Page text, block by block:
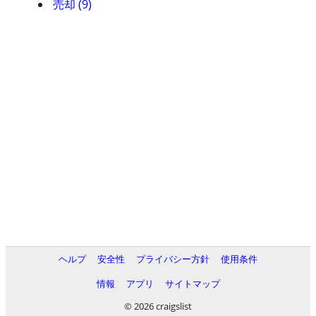
売却 (9)
ヘルプ 安全性 プライバシー方針
使用条件
情報
アプリ
サイトマップ
© 2026 craigslist